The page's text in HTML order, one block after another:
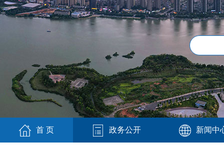
首 页 政务公开 新闻中